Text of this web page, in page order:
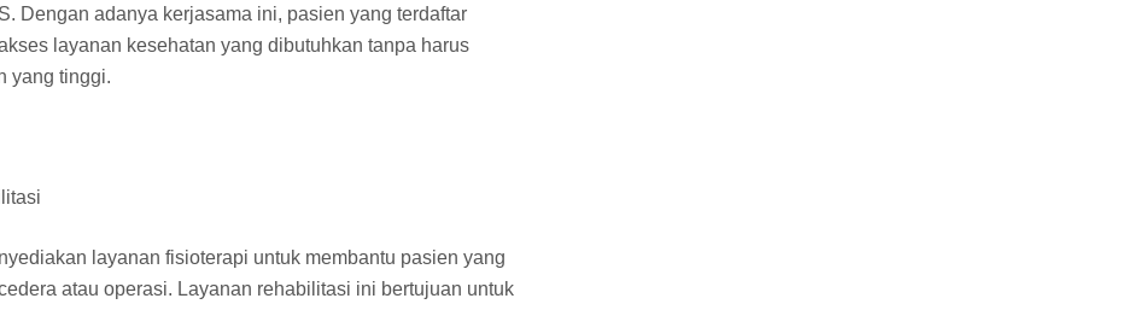
Dengan adanya kerjasama ini, pasien yang terdaftar
layanan kesehatan yang dibutuhkan tanpa harus
yang tinggi.
layanan fisioterapi untuk membantu pasien yang
atau operasi. Layanan rehabilitasi ini bertujuan untuk